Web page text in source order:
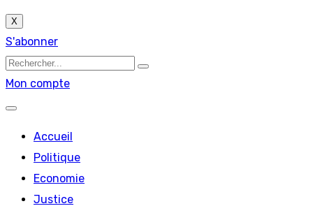
X
S'abonner
Mon compte
Accueil
Politique
Economie
Justice